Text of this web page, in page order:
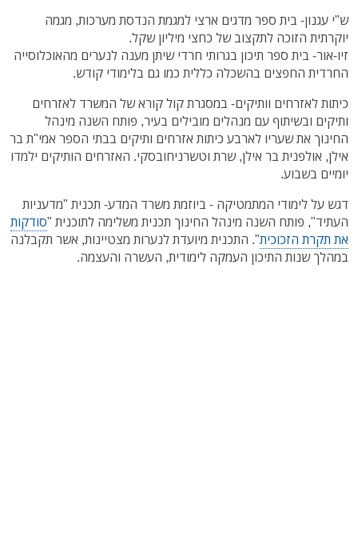
ש"י עגנון- בית ספר מדגים ארצי למגמת הנדסת מערכות, מגמה
יוקרתית הזוכה לתקצוב של כחצי מיליון שקל.
זיו-אור- בית ספר תיכון בגרותי חרדי שיתן מענה לנערים מהאוכלוסייה
החרדית החפצים בהשכלה כללית כמו גם בלימודי קודש.
כיתות לאזרחים וותיקים- במסגרת קול קורא של המשרד לאזרחים
ותיקים ובשיתוף עם מנהלים מובילים בעיר, פותח השנה מינהל
החינוך את שעריו לארבע כיתות אזרחים ותיקים בבתי הספר אמי"ת בר
אילן, אולפנית בר אילן, שרת וטשרניחובסקי. האזרחים הותיקים ילמדו
יומיים בשבוע.
דגש על לימודי המתמטיקה - ביוזמת משרד המדע- תכנית "מדעניות
העתיד", פותח השנה מינהל החינוך תכנית משלימה לתוכנית "סודקות
את תקרת הזכוכית". התכנית מיועדת לנערות מצטיינות, אשר תקבלנה
במהלך שנות התיכון העמקה לימודית, העשרה והעצמה.